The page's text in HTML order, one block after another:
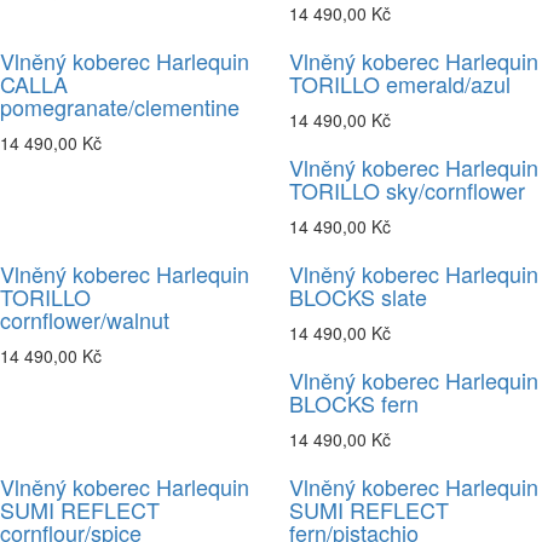
14 490,00 Kč
Vlněný koberec Harlequin
CALLA
pomegranate/clementine
14 490,00 Kč
Vlněný koberec Harlequin
TORILLO emerald/azul
14 490,00 Kč
Vlněný koberec Harlequin
TORILLO sky/cornflower
14 490,00 Kč
Vlněný koberec Harlequin
TORILLO
cornflower/walnut
14 490,00 Kč
Vlněný koberec Harlequin
BLOCKS slate
14 490,00 Kč
Vlněný koberec Harlequin
BLOCKS fern
14 490,00 Kč
Vlněný koberec Harlequin
SUMI REFLECT
cornflour/spice
Vlněný koberec Harlequin
SUMI REFLECT
fern/pistachio